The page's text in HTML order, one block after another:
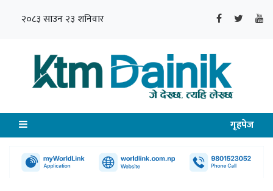
२०८३ साउन २३ शनिवार
गृहपेज